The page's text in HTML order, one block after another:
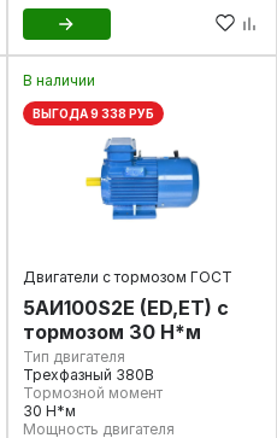
В наличии
ВЫГОДА 9 338 РУБ
Двигатели с тормозом ГОСТ
5АИ100S2E (ED,ET) с
тормозом 30 Н*м
Тип двигателя
Трехфазный 380В
Тормозной момент
30 Н*м
Мощность двигателя